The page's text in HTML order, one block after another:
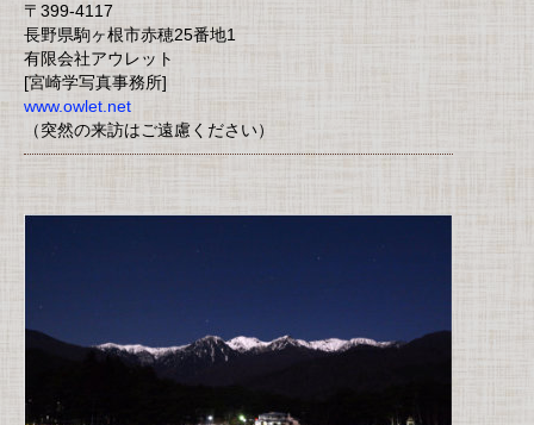
〒399-4117
長野県駒ヶ根市赤穂25番地1
有限会社アウレット
[宮崎学写真事務所]
www.owlet.net
（突然の来訪はご遠慮ください）